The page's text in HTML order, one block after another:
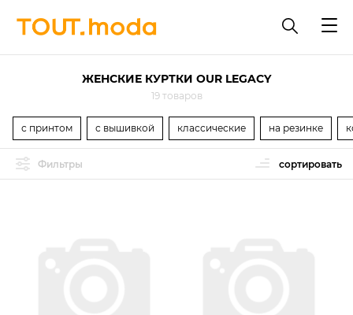
ЖЕНСКИЕ КУРТКИ OUR LEGACY
19 товаров
с принтом с вышивкой классические на резинке
Фильтры сортировать